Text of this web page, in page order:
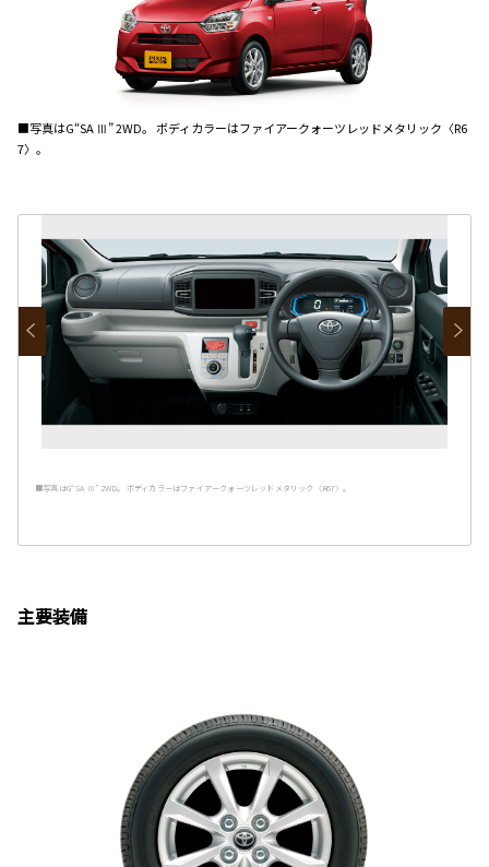
■写真はG“SA Ⅲ” 2WD。 ボディカラーはファイアークォーツレッドメタリック〈R6
7〉。
■写真はG“SA Ⅲ” 2WD。 ボディカラーはファイアークォーツレッドメタリック〈R67〉。
主要装備